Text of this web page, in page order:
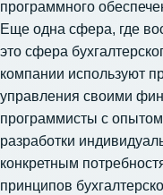
программного
Еще одна сфера, где
это сфера
компании используют
управления своими
программисты с
разработки
конкретным
принципов